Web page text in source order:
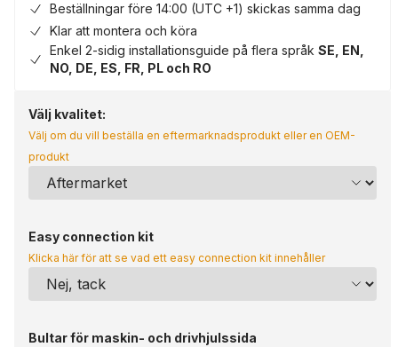
Beställningar före 14:00 (UTC +1) skickas samma dag
Klar att montera och köra
Enkel 2-sidig installationsguide på flera språk SE, EN,
NO, DE, ES, FR, PL och RO
Välj kvalitet:
Välj om du vill beställa en eftermarknadsprodukt eller en OEM-
produkt
Easy connection kit
Klicka här för att se vad ett easy connection kit innehåller
Bultar för maskin- och drivhjulssida